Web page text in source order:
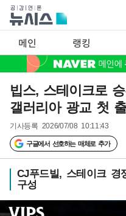
메인 랭킹
빕스, 스테이크로
갤러리아 광교 첫
기사등록 2026/07/08 10:11:43
구글에서 선호하는 매체로 추가
CJ푸드빌, 스테이크
구성